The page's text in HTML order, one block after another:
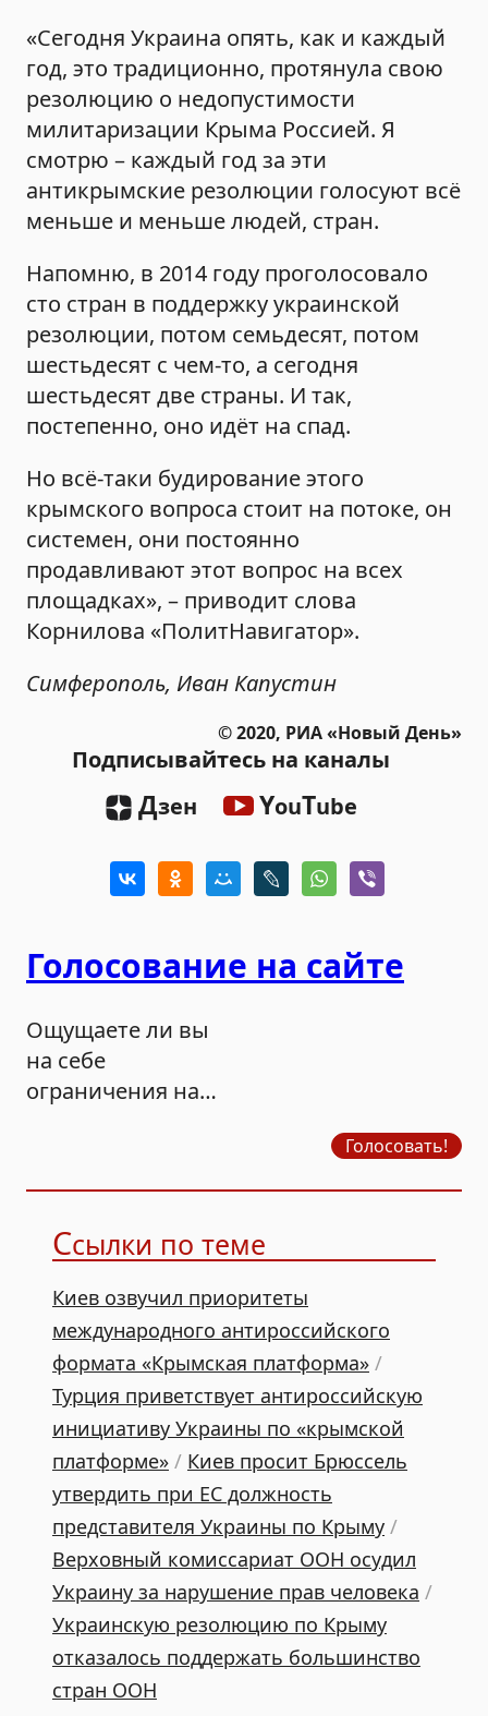
«Сегодня Украина опять, как и каждый
год, это традиционно, протянула свою
резолюцию о недопустимости
милитаризации Крыма Россией. Я
смотрю – каждый год за эти
антикрымские резолюции голосуют всё
меньше и меньше людей, стран.
Напомню, в 2014 году проголосовало
сто стран в поддержку украинской
резолюции, потом семьдесят, потом
шестьдесят с чем-то, а сегодня
шестьдесят две страны. И так,
постепенно, оно идёт на спад.
Но всё-таки будирование этого
крымского вопроса стоит на потоке, он
системен, они постоянно
продавливают этот вопрос на всех
площадках», – приводит слова
Корнилова «ПолитНавигатор».
Симферополь, Иван Капустин
© 2020, РИА «Новый День»
Подписывайтесь на каналы
Дзен YouTube
Голосование на сайте
Ощущаете ли вы
на себе
ограничения на
Голосовать!
Ссылки по теме
Киев озвучил приоритеты
международного антироссийского
формата «Крымская платформа» /
Турция приветствует антироссийскую
инициативу Украины по «крымской
платформе» / Киев просит Брюссель
утвердить при ЕС должность
представителя Украины по Крыму /
Верховный комиссариат ООН осудил
Украину за нарушение прав человека /
Украинскую резолюцию по Крыму
отказалось поддержать большинство
стран ООН